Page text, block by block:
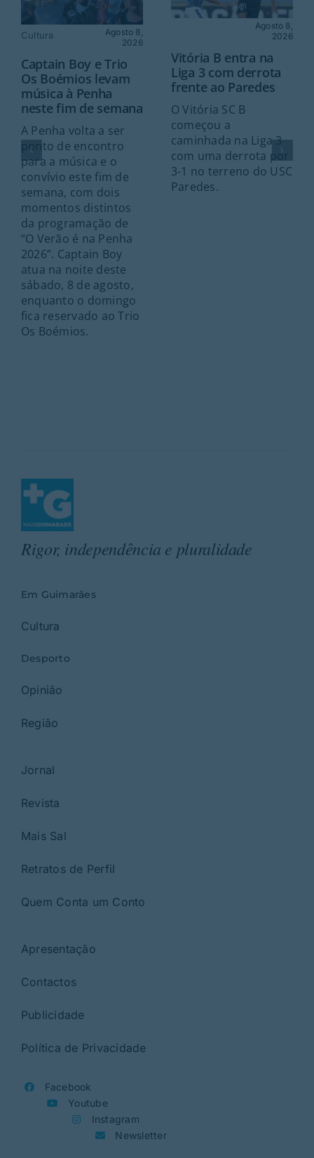
Cultura
Agosto 8,
2026
Captain Boy e Trio
Os Boémios levam
música à Penha
neste fim de semana
A Penha volta a ser
ponto de encontro
para a música e o
convívio este fim de
semana, com dois
momentos distintos
da programação de
“O Verão é na Penha
2026”. Captain Boy
atua na noite deste
sábado, 8 de agosto,
enquanto o domingo
fica reservado ao Trio
Os Boémios.
Agosto 8,
2026
Vitória B entra na
Liga 3 com derrota
frente ao Paredes
O Vitória SC B
começou a
caminhada na Liga 3
com uma derrota por
3-1 no terreno do USC
Paredes.
Rigor, independência e pluralidade
Em Guimarães
Cultura
Desporto
Opinião
Região
Jornal
Revista
Mais Sal
Retratos de Perfil
Quem Conta um Conto
Apresentação
Contactos
Publicidade
Política de Privacidade
Facebook
Youtube
Instagram
Newsletter